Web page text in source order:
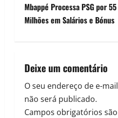
Mbappé Processa PSG por 55
Milhões em Salários e Bónus
Deixe um comentário
O seu endereço de e-mail
não será publicado.
Campos obrigatórios são